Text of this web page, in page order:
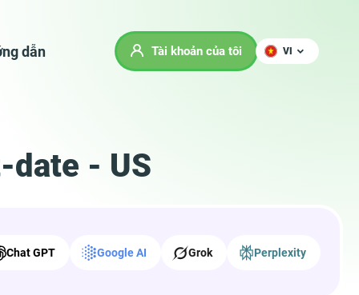
dẫn Tài khoản của tôi VI
date - US
Chat GPT Google AI Grok Perplexity